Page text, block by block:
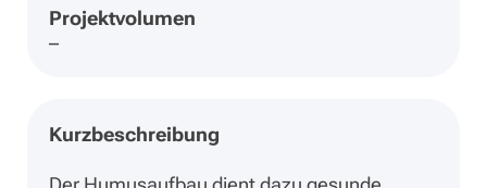
Projektvolumen
–
Kurzbeschreibung